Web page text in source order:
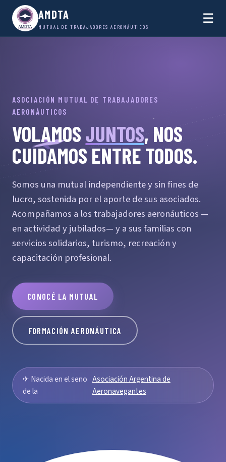
AMDTA
MUTUAL DE TRABAJADORES AERONÁUTICOS
☰
ASOCIACIÓN MUTUAL DE TRABAJADORES
AERONÁUTICOS
VOLAMOS JUNTOS, NOS
CUIDAMOS ENTRE TODOS.
Somos una mutual independiente y sin fines de
lucro, sostenida por el aporte de sus asociados.
Acompañamos a los trabajadores aeronáuticos —
en actividad y jubilados— y a sus familias con
servicios solidarios, turismo, recreación y
capacitación profesional.
CONOCÉ LA MUTUAL
FORMACIÓN AERONÁUTICA
✈ Nacida en el seno
de la
Asociación Argentina de
Aeronavegantes